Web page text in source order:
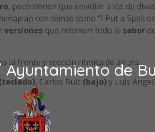
de
, poco tienen que envidiar a los de divas
con temas como “I Put a Spell
versiones que retoman todo el sabor
al frente y sección rítmica de altura.
(teclado), Carlos Ruiz (bajo) y Luis Ángel